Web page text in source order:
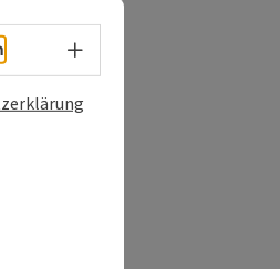
Sprachwahl - Menü öffnen